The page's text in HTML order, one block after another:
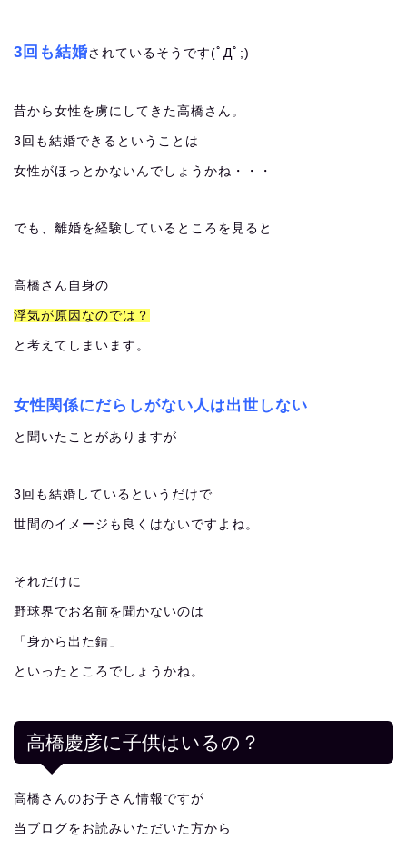
3回も結婚されているそうです(ﾟДﾟ;)
昔から女性を虜にしてきた高橋さん。
3回も結婚できるということは
女性がほっとかないんでしょうかね・・・
でも、離婚を経験しているところを見ると
高橋さん自身の
浮気が原因なのでは？
と考えてしまいます。
女性関係にだらしがない人は出世しない
と聞いたことがありますが
3回も結婚しているというだけで
世間のイメージも良くはないですよね。
それだけに
野球界でお名前を聞かないのは
「身から出た錆」
といったところでしょうかね。
高橋慶彦に子供はいるの？
高橋さんのお子さん情報ですが
当ブログをお読みいただいた方から